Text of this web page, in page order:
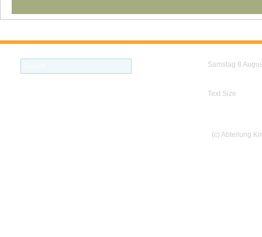
Samstag 8
Text Size
(c) Abteilung